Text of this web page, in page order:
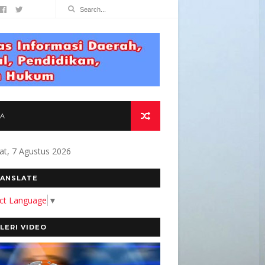
KAMI MEMBANGUN MEDIA YANG
7 Agustus 2026
Language ▼
VIDEO